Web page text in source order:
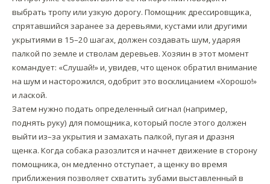
выбрать тропу или узкую дорогу. Помощник дрессировщика,
спрятавшийся заранее за деревьями, кустами или другими
укрытиями в 15–20 шагах, должен создавать шум, ударяя
палкой по земле и стволам деревьев. Хозяин в этот момент
командует: «Слушай!» и, увидев, что щенок обратил внимание
на шум и насторожился, одобрит это восклицанием «Хорошо!»
и лаской.
Затем нужно подать определенный сигнал (например,
поднять руку) для помощника, который после этого должен
выйти из–за укрытия и замахать палкой, пугая и дразня
щенка. Когда собака разозлится и начнет движение в сторону
помощника, он медленно отступает, а щенку во время
приближения позволяет схватить зубами выставленный в